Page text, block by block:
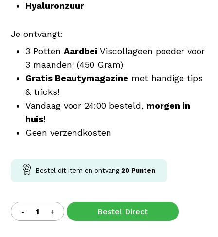
Hyaluronzuur
Je ontvangt:
3 PottenAardbei Viscollageen poeder voor
3 maanden! (450 Gram)
Gratis Beautymagazine met handige tips
& tricks!
Vandaag voor 24:00 besteld, morgen in
huis!
Geen verzendkosten
Bestel dit item en ontvang 20 Punten
Bestel Direct